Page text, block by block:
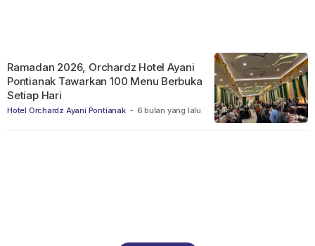
Hotel Orchardz Ayani Pontianak - 6 bulan yang lalu
Ramadan 2026, Orchardz Hotel Ayani
Pontianak Tawarkan 100 Menu Berbuka
Setiap Hari